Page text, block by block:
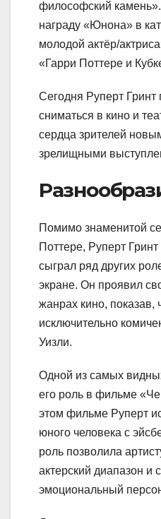
философский
награду «Юнона» в
молодой актёр/
«Гарри Поттере и
Сегодня Руперт Гринт
сниматься в кино и
сердца зрителей
зрелищными
Помимо знаменитой
Поттере, Руперт
сыграл ряд других
экране. Он проявил
жанрах кино, показав,
исключительно
Уизли.
Одной из самых
его роль в фильме
этом фильме Руперт
юного человека с
роль позволила
актерский диапазон и
эмоциональный